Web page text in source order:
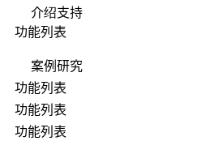
介绍支持
功能列表
案例研究
功能列表
功能列表
功能列表